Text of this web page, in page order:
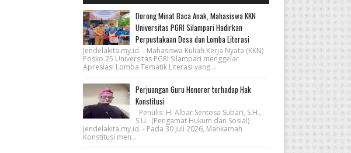
Dorong Minat Baca Anak, Mahasiswa KKN
Universitas PGRI Silampari Hadirkan
Perpustakaan Desa dan Lomba Literasi
Jendelakita.my.id. - Mahasiswa Kuliah Kerja Nyata (KKN)
Posko 25 Universitas PGRI Silampari menggelar
Apresiasi Lomba Tematik Literasi yang...
Perjuangan Guru Honorer terhadap Hak
Konstitusi
Penulis: H. Albar Sentosa Subari, S.H.,
S.U. (Pengamat Hukum dan Sosial)
Jendelakita.my.id. - Pada 30 Juli 2026, Mahkamah
Konstitusi men...